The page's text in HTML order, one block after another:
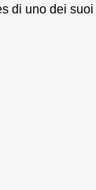
di uno dei suoi